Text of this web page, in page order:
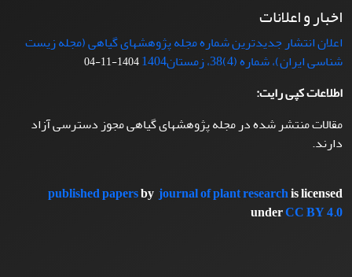
اخبار و اعلانات
اعلان انتشار جدیدترین شماره مجله پژوهشهای گیاهی (مجله زیست
شناسی ایران)، شماره (4)38، زمستان1404
1404-11-04
اطلاعات کپی رایت:
مقالات منتشر شده در مجله پژوهشهای گیاهی مجوز دسترسی آزاد
دارند.
published papersbyjournal of plant researchis licensed
underCC BY 4.0